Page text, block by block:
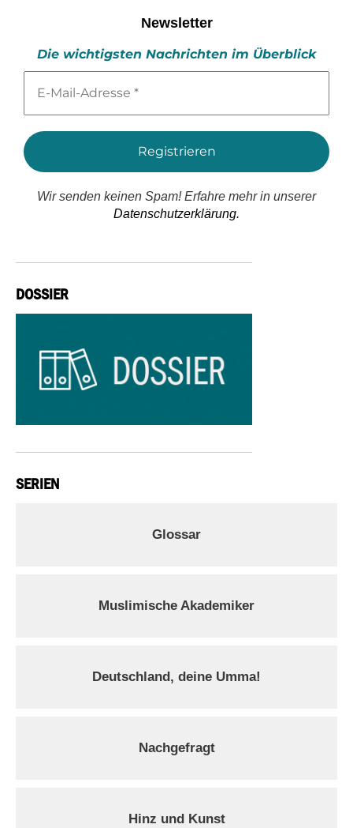
Newsletter
Die wichtigsten Nachrichten im Überblick
Mail-
*
Wir senden keinen Spam! Erfahre mehr in unserer
Datenschutzerklärung.
DOSSIER
SERIEN
Glossar
Muslimische Akademiker
Deutschland, deine Umma!
Nachgefragt
Hinz und Kunst